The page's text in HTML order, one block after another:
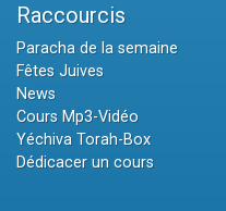
Raccourcis
Paracha de la semaine
Fêtes Juives
News
Cours Mp3-Vidéo
Yéchiva Torah-Box
Dédicacer un cours